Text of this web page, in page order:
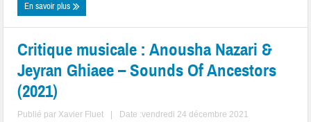
En savoir plus
Critique musicale : Anousha Nazari &
Jeyran Ghiaee – Sounds Of Ancestors
(2021)
Publié par Xavier Fluet
Date :vendredi 24 décembre 2021